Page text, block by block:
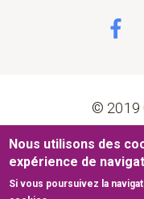
© 2019
Pied de
Conditions
Mentions légales
Nous utilisons des
expérience de
Si vous poursuivez la